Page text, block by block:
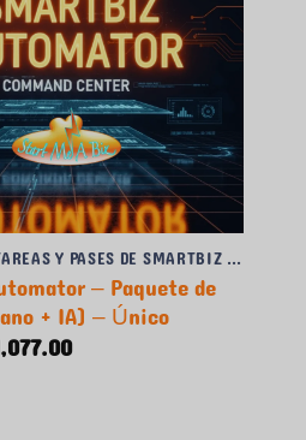
PAQUETES DE TAREAS Y PASES DE SMARTBIZ AUTOMATOR
– Paquete de
+ IA) – Único
Rango
de